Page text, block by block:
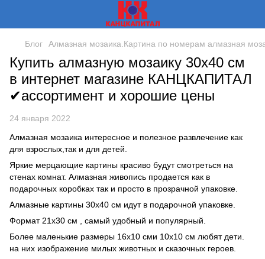
Блог Алмазная мозаика.Картина по номерам алмазная
Купить алмазную мозаику 30х40 см
в интернет магазине КАНЦКАПИТАЛ
✔ассортимент и хорошие цены
24 января 2022
Алмазная мозаика интересное и полезное развлечение как
для взрослых,так и для детей.
Яркие мерцающие картины красиво будут смотреться на
стенах комнат. Алмазная живопись продается как в
подарочных коробках так и просто в прозрачной упаковке.
Алмазные картины 30х40 см идут в подарочной упаковке.
Формат 21х30 см , самый удобный и популярный.
Более маленькие размеры 16х10 сми 10х10 см любят дети.
на них изображение милых животных и сказочных героев.